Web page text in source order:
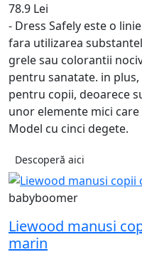
78.9 Lei
- Dress Safely este o
fara utilizarea
grele sau colorantii
pentru sanatate. in
pentru copii, deoarece
unor elemente mici
Model cu cinci degete.
Descoperă aici
babyboomer
Liewood manusi
marin